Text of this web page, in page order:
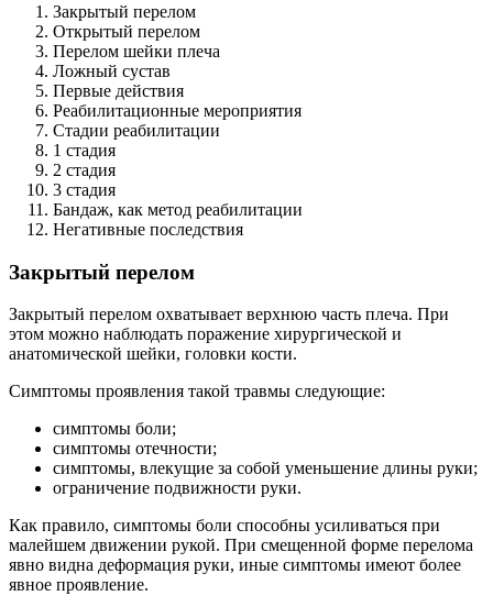
Закрытый перелом
Открытый перелом
Перелом шейки плеча
Ложный сустав
Первые действия
Реабилитационные мероприятия
Стадии реабилитации
1 стадия
2 стадия
3 стадия
Бандаж, как метод реабилитации
Негативные последствия
Закрытый перелом
Закрытый перелом охватывает верхнюю часть плеча. При
этом можно наблюдать поражение хирургической и
анатомической шейки, головки кости.
Симптомы проявления такой травмы следующие:
симптомы боли;
симптомы отечности;
симптомы, влекущие за собой уменьшение длины руки;
ограничение подвижности руки.
Как правило, симптомы боли способны усиливаться при
малейшем движении рукой. При смещенной форме перелома
явно видна деформация руки, иные симптомы имеют более
явное проявление.